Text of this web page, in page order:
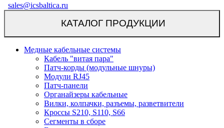
sales@icsbaltica.ru
КАТАЛОГ ПРОДУКЦИИ
Медные кабельные системы
Кабель "витая пара"
Патч-корды (модульные шнуры)
Модули RJ45
Патч-панели
Органайзеры кабельные
Вилки, колпачки, разъемы, разветвители
Кроссы S210, S110, S66
Сегменты в сборе